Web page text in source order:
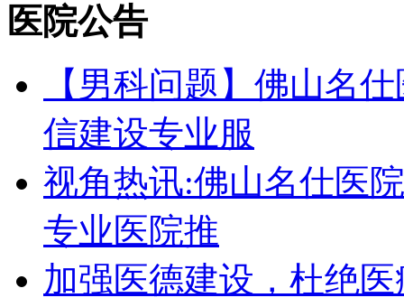
医院公告
【男科问题】佛山名
信建设专业服
视角热讯:佛山名仕医
专业医院推
加强医德建设，杜绝